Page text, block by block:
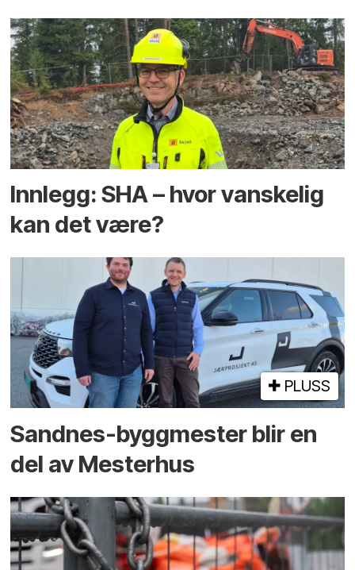
Innlegg: SHA – hvor vanskelig
kan det være?
PLUSS
Sandnes-byggmester blir en
del av Mesterhus